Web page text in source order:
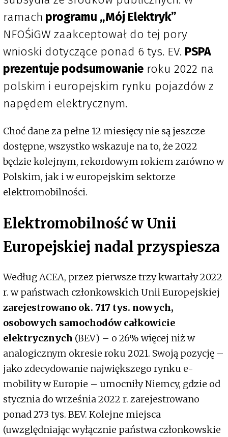
ramach programu „Mój Elektryk”
NFOŚiGW zaakceptował do tej pory
wnioski dotyczące ponad 6 tys. EV. PSPA
prezentuje podsumowanie roku 2022 na
polskim i europejskim rynku pojazdów z
napędem elektrycznym.
Choć dane za pełne 12 miesięcy nie są jeszcze
dostępne, wszystko wskazuje na to, że 2022
będzie kolejnym, rekordowym rokiem zarówno w
Polskim, jak i w europejskim sektorze
elektromobilności.
Elektromobilność w Unii
Europejskiej nadal przyspiesza
Według ACEA, przez pierwsze trzy kwartały 2022
r. w państwach członkowskich Unii Europejskiej
zarejestrowano ok. 717 tys. nowych,
osobowych samochodów całkowicie
elektrycznych (BEV) – o 26% więcej niż w
analogicznym okresie roku 2021. Swoją pozycję –
jako zdecydowanie największego rynku e-
mobility w Europie – umocniły Niemcy, gdzie od
stycznia do września 2022 r. zarejestrowano
ponad 273 tys. BEV. Kolejne miejsca
(uwzględniając wyłącznie państwa członkowskie